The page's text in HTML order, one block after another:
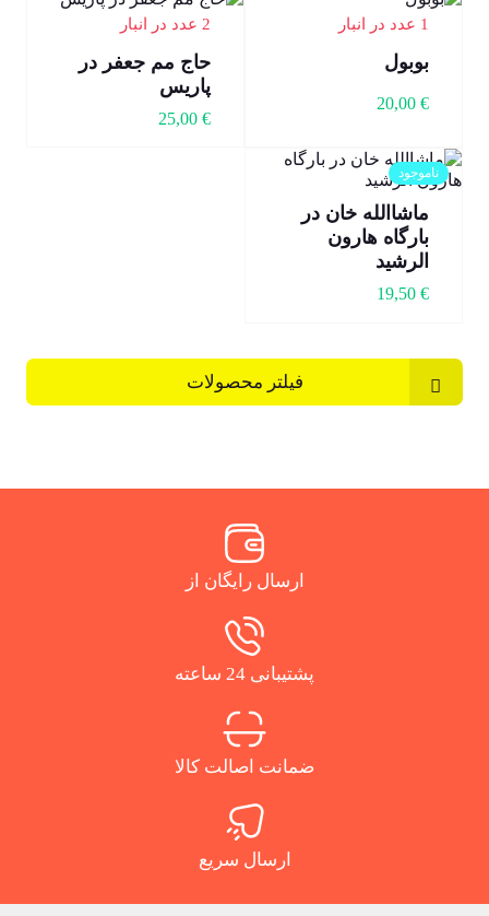
1 عدد در انبار
بوبول
20,00 €
2 عدد در انبار
حاج مم جعفر در
پاریس
25,00€
ناموجود
ماشاالله خان در
بارگاه هارون
الرشید
19,50 €
فیلتر محصولات
ارسال رایگان از
پشتیبانی 24 ساعته
ضمانت اصالت کالا
ارسال سریع